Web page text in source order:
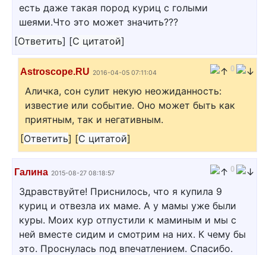
есть даже такая пород куриц с голыми
шеями.Что это может значить???
[Ответить] [С цитатой]
Astroscope.RU 2016-04-05 07:11:04 0
Аличка, сон сулит некую неожиданность:
известие или событие. Оно может быть как
приятным, так и негативным.
[Ответить] [С цитатой]
Галина 2015-08-27 08:18:57 0
Здравствуйте! Приснилось, что я купила 9
куриц и отвезла их маме. А у мамы уже были
куры. Моих кур отпустили к маминым и мы с
ней вместе сидим и смотрим на них. К чему бы
это. Проснулась под впечатлением. Спасибо.